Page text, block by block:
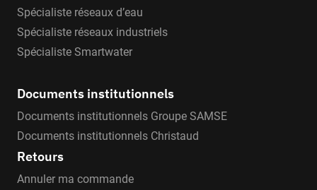
Spécialiste réseaux d’eau
Spécialiste réseaux industriels
Spécialiste Smartwater
Documents institutionnels
Documents institutionnels Groupe SAMSE
Documents institutionnels Christaud
Retours
Annuler ma commande